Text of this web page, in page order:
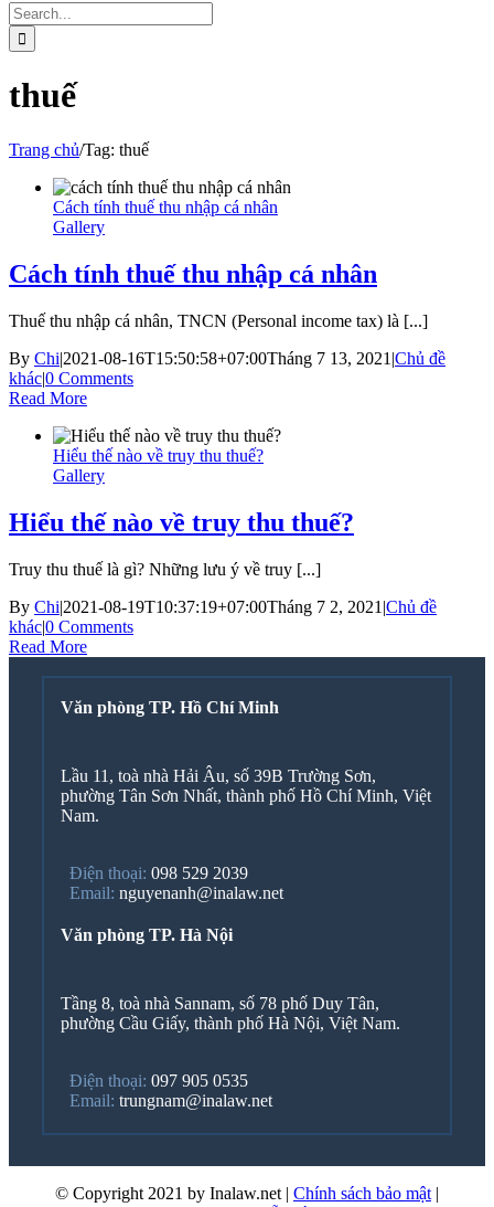
Search
for:
thuế
Trang chủ/Tag: thuế
Cách tính thuế thu nhập cá nhân
Gallery
Cách tính thuế thu nhập cá nhân
Thuế thu nhập cá nhân, TNCN (Personal income tax) là [...]
By Chi|2021-08-16T15:50:58+07:00Tháng 7 13, 2021 |Chủ đề
khác|0 Comments
Read More
Hiểu thế nào về truy thu thuế?
Gallery
Hiểu thế nào về truy thu thuế?
Truy thu thuế là gì? Những lưu ý về truy [...]
By Chi|2021-08-19T10:37:19+07:00Tháng 7 2, 2021 |Chủ đề
khác|0 Comments
Read More
Văn phòng TP. Hồ Chí Minh
Lầu 11, toà nhà Hải Âu, số 39B Trường Sơn,
phường Tân Sơn Nhất, thành phố Hồ Chí Minh, Việt
Nam.
Điện thoại: 098 529 2039
Email: nguyenanh@inalaw.net
Văn phòng TP. Hà Nội
Tầng 8, toà nhà Sannam, số 78 phố Duy Tân,
phường Cầu Giấy, thành phố Hà Nội, Việt Nam.
Điện thoại: 097 905 0535
Email: trungnam@inalaw.net
© Copyright 2021 by Inalaw.net | Chính sách bảo mật |